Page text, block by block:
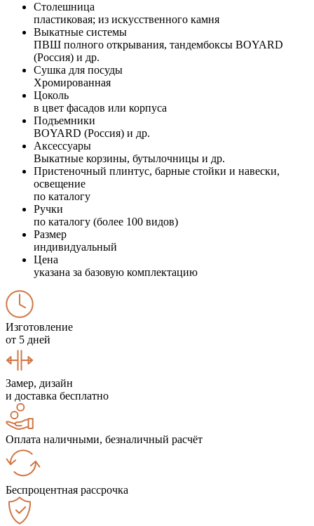
Столешница
пластиковая; из искусственного камня
Выкатные системы
ПВШ полного открывания, тандембоксы BOYARD
(Россия) и др.
Сушка для посуды
Хромированная
Цоколь
в цвет фасадов или корпуса
Подъемники
BOYARD (Россия) и др.
Аксессуары
Выкатные корзины, бутылочницы и др.
Пристеночный плинтус, барные стойки и навески,
освещение
по каталогу
Ручки
по каталогу (более 100 видов)
Размер
индивидуальный
Цена
указана за базовую комплектацию
Изготовление
от 5 дней
Замер, дизайн
и доставка бесплатно
Оплата наличными, безналичный расчёт
Беспроцентная рассрочка